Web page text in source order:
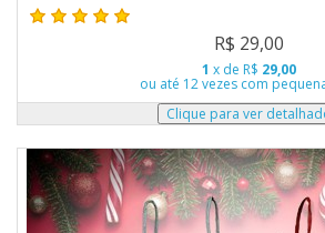
R$ 29,00
1 x de R$ 29,00
ou até 12 vezes com